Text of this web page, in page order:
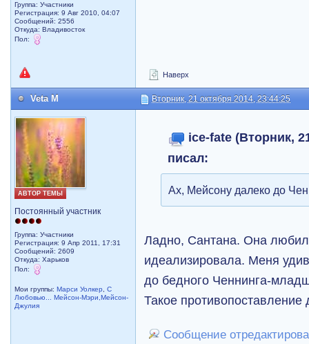
Группа: Участники
Регистрация: 9 Авг 2010, 04:07
Сообщений: 2556
Откуда: Владивосток
Пол:
Наверх
Veta M Вторник, 21 октября 2014, 23:44:25
АВТОР ТЕМЫ
Постоянный участник
Группа: Участники
Регистрация: 9 Апр 2011, 17:31
Сообщений: 2609
Откуда: Харьков
Пол:
Мои группы:Марси Уолкер,С
Любовью... Мейсон-Мэри,Мейсон-
Джулия
ice-fate (Вторник,
писал:
Ах, Мейсону далеко до
Ладно, Сантана. Она
идеализировала. Меня
до бедного Ченнинга-
Такое противопоставление
Сообщение